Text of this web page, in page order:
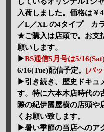
入荷しました。価格は
／L／XL の4タイプ カ
★ご購入は店頭で。お支
願いします。
▶BS通信5月号は5/
6/16(Tue)配信予定。 [バ
▶引き続き、歴史ドキュ
す。特に六本木店時代の
際の紀伊國屋横の店頭や
くお願い致します。
▶暑い季節の当店へのア